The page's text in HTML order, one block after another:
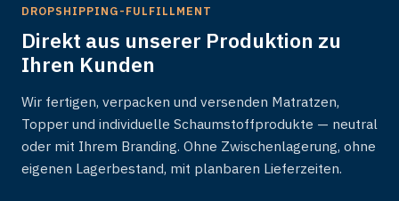
DROPSHIPPING-FULFILLMENT
Direkt aus unserer Produktion zu
Ihren Kunden
Wir fertigen, verpacken und versenden Matratzen,
Topper und individuelle Schaumstoffprodukte — neutral
oder mit Ihrem Branding. Ohne Zwischenlagerung, ohne
eigenen Lagerbestand, mit planbaren Lieferzeiten.